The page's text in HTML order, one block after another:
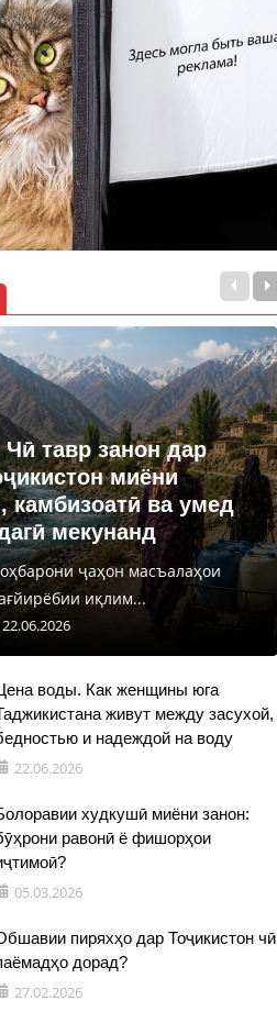
тавр занон дар
миёни
камбизоатӣ ва умед
мекунанд
ҷаҳон масъалаҳои
иқлим...
22.06.2026
воды. Как женщины юга
живут между засухой,
и надеждой на воду
22.06.2026
худкушӣ миёни занон:
равонӣ ё фишорҳои
05.03.2026
пиряхҳо дар Тоҷикистон чӣ
дорад?
27.02.2026